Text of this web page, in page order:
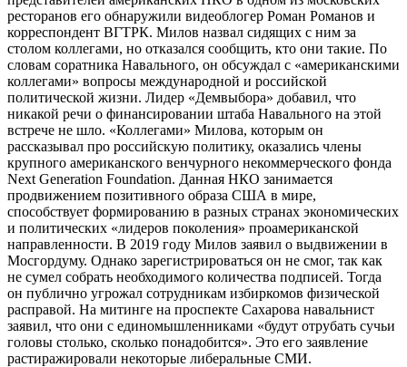
ресторанов его обнаружили видеоблогер Роман Романов и
корреспондент ВГТРК. Милов назвал сидящих с ним за
столом коллегами, но отказался сообщить, кто они такие. По
словам соратника Навального, он обсуждал с «американскими
коллегами» вопросы международной и российской
политической жизни. Лидер «Демвыбора» добавил, что
никакой речи о финансировании штаба Навального на этой
встрече не шло. «Коллегами» Милова, которым он
рассказывал про российскую политику, оказались члены
крупного американского венчурного некоммерческого фонда
Next Generation Foundation. Данная НКО занимается
продвижением позитивного образа США в мире,
способствует формированию в разных странах экономических
и политических «лидеров поколения» проамериканской
направленности. В 2019 году Милов заявил о выдвижении в
Мосгордуму. Однако зарегистрироваться он не смог, так как
не сумел собрать необходимого количества подписей. Тогда
он публично угрожал сотрудникам избиркомов физической
расправой. На митинге на проспекте Сахарова навальнист
заявил, что они с единомышленниками «будут отрубать сучьи
головы столько, сколько понадобится». Это его заявление
растиражировали некоторые либеральные СМИ.